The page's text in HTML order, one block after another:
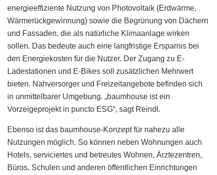
energieeffiziente Nutzung von Photovoltaik (Erdwärme,
Wärmerückgewinnung) sowie die Begrünung von Dächern
und Fassaden, die als natürliche Klimaanlage wirken
sollen. Das bedeute auch eine langfristige Ersparnis bei
den Energiekosten für die Nutzer. Der Zugang zu E-
Ladestationen und E-Bikes soll zusätzlichen Mehrwert
bieten. Nahversorger und Freizeitangebote befinden sich
in unmittelbarer Umgebung. „baumhouse ist ein
Vorzeigeprojekt in puncto ESG“, sagt Reindl.
Ebenso ist das baumhouse-Konzept für nahezu alle
Nutzungen möglich. So können neben Wohnungen auch
Hotels, serviciertes und betreutes Wohnen, Ärztezentren,
Büros, Schulen und anderen öffentlichen Einrichtungen